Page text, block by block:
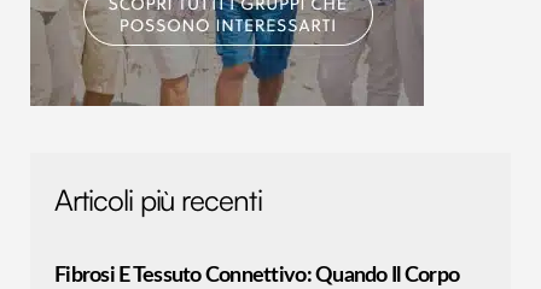
Articoli più recenti
Fibrosi E Tessuto Connettivo: Quando Il Corpo